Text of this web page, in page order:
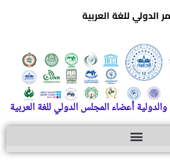
الدولي للغة العربية
أعضاء المجلس الدولي للغة العربية